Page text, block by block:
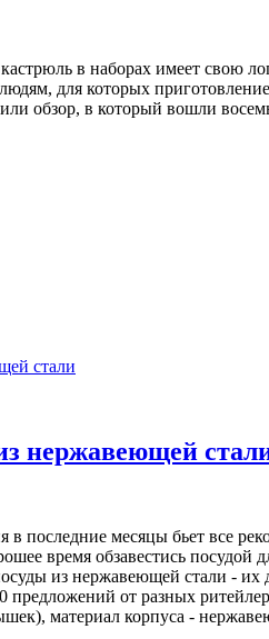
в наборах имеет свою
для которых
обзор, в который вошли
стали
нержавеющей
в последние месяцы бьет все
время обзавестись
из нержавеющей стали - их
предложений от разных
материал корпуса -